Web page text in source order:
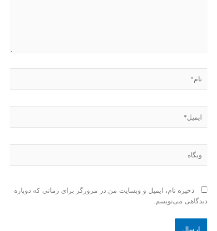
ذخیره نام، ایمیل و وبسایت من در مرورگر برای زمانی که دوباره
دیدگاهی می‌نویسم.